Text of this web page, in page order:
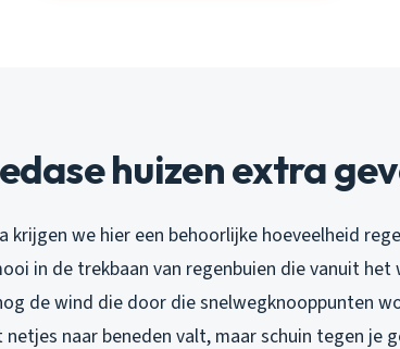
huizen extra
krijgen we hier een behoorlijke hoeveelheid
in de trekbaan van regenbuien die vanuit het
de wind die door die snelwegknooppunten
naar beneden valt, maar schuin tegen je